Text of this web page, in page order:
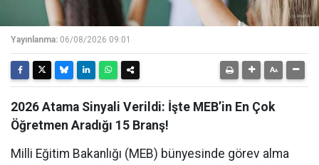
Yayınlanma: 06/08/2026 09:01
2026 Atama Sinyali Verildi: İşte MEB’in En Çok
Öğretmen Aradığı 15 Branş!
Milli Eğitim Bakanlığı (MEB) bünyesinde görev alma